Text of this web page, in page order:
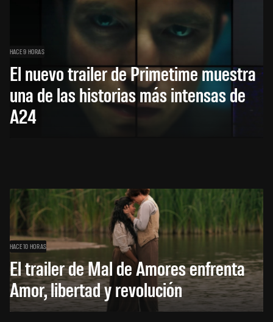
HACE 9 HORAS
El nuevo trailer de Primetime muestra
una de las historias más intensas de
A24
HACE 10 HORAS
El trailer de Mal de Amores enfrenta
Amor, libertad y revolución